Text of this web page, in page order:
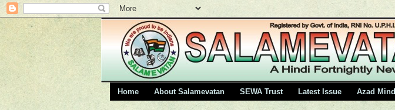
Home About Salamevatan SEWA Trust Latest Issue Azad